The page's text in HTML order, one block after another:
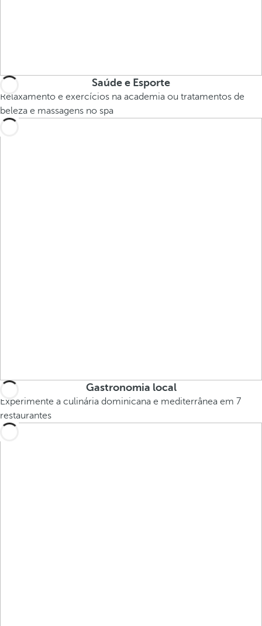
Saúde e Esporte
Relaxamento e exercícios na academia ou tratamentos de
beleza e massagens no spa
Gastronomia local
Experimente a culinária dominicana e mediterrânea em 7
restaurantes